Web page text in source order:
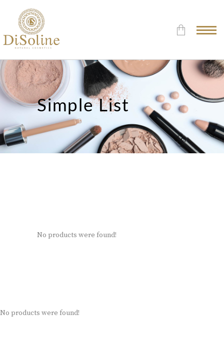
Δεν υπάρχουν προϊόντα στο
Καλάθι.
Simple List
No products were found!
No products were found!